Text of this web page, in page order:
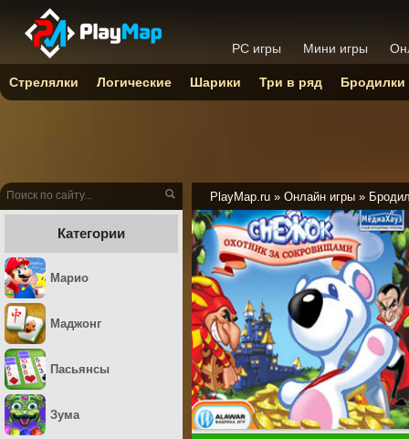
PlayMap.ru » Онлайн игры »
Категории
Марио
Маджонг
Пасьянсы
Зума
PC игры Мини игры
Стрелялки Логические Шарики Три в ряд Бродилки